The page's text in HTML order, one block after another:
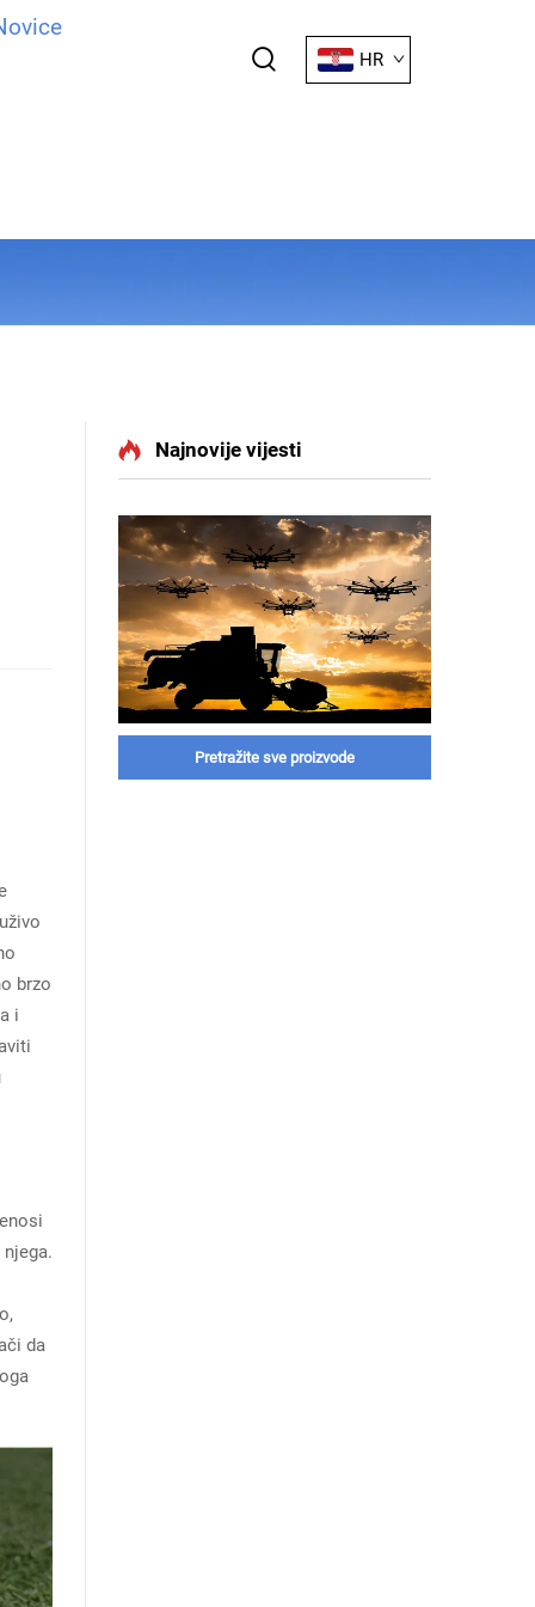
HR
brzo
i
da
Najnovije vijesti
Pretražite sve proizvode